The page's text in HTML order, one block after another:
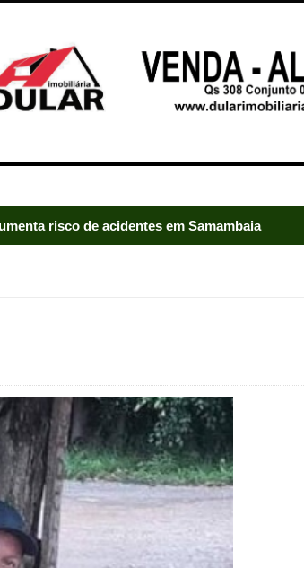
risco de acidentes em Samambaia
disputa pelo GDF
vagas de emprego nesta quinta-feira
postos e exige atenção de motoristas de
entra em mês decisivo com 72% da